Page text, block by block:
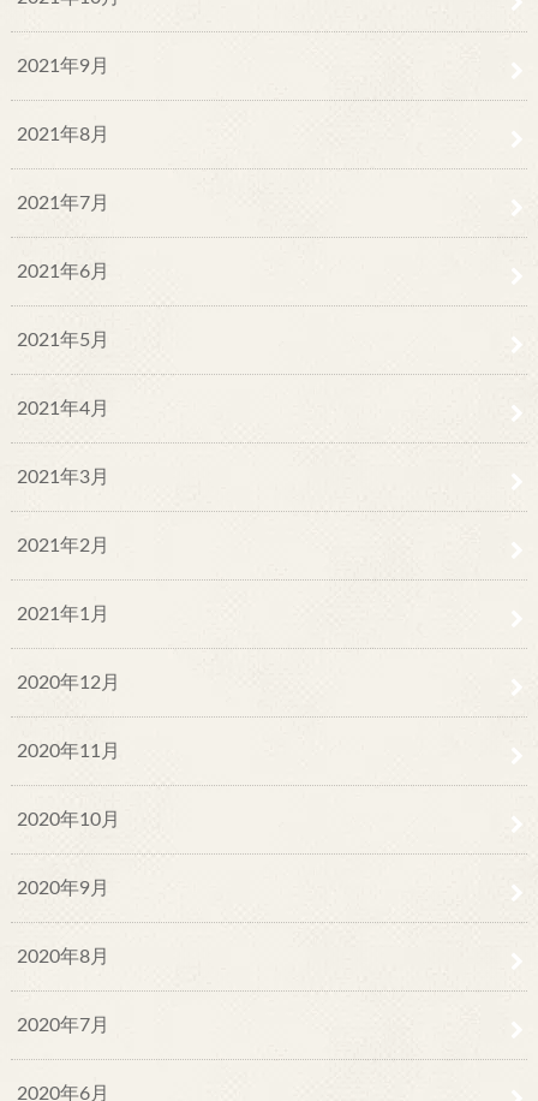
2021年9月
2021年8月
2021年7月
2021年6月
2021年5月
2021年4月
2021年3月
2021年2月
2021年1月
2020年12月
2020年11月
2020年10月
2020年9月
2020年8月
2020年7月
2020年6月